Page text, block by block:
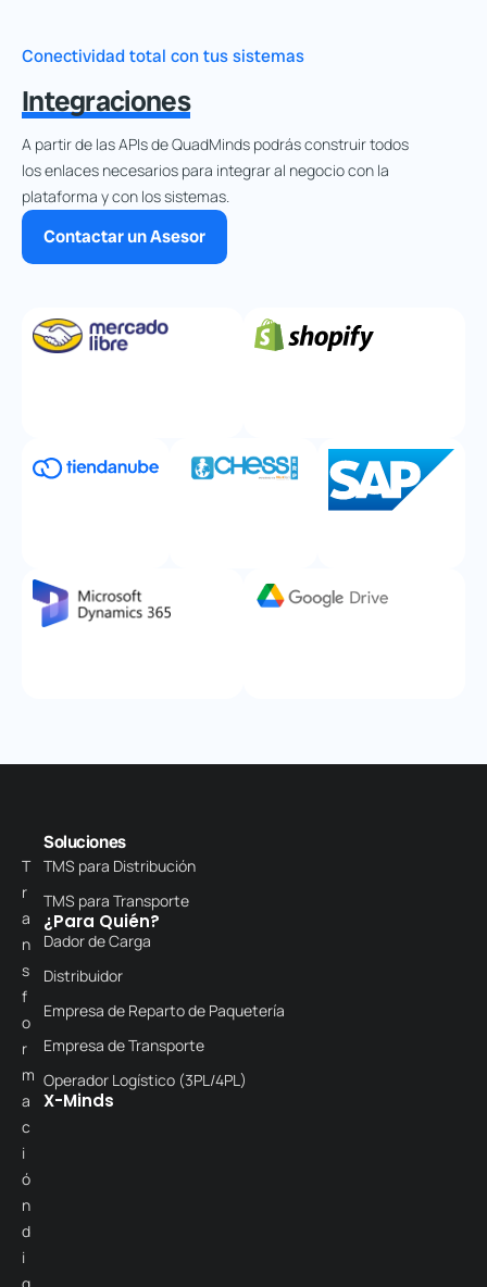
Conectividad total con tus sistemas
Integraciones
A partir de las APIs de QuadMinds podrás construir todos
los enlaces necesarios para integrar al negocio con la
plataforma y con los sistemas.
Contactar un Asesor
T
r
a
n
s
f
o
r
m
a
c
i
ó
n
d
i
Soluciones
TMS para Distribución
TMS para Transporte
¿Para Quién?
Dador de Carga
Distribuidor
Empresa de Reparto de Paquetería
Empresa de Transporte
Operador Logístico (3PL/4PL)
X-Minds